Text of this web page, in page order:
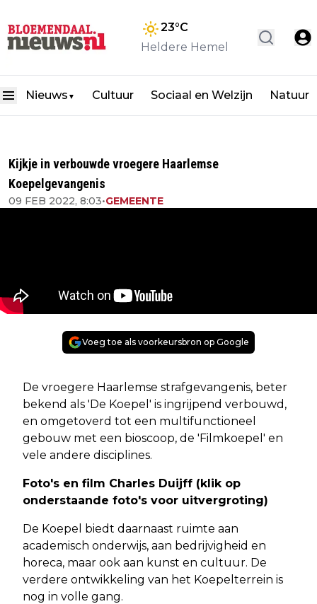
23°C
Heldere Hemel
Nieuws ▼ Cultuur Sociaal en Welzijn Natuur
Kijkje in verbouwde vroegere Haarlemse
Koepelgevangenis
09 FEB 2022, 8:03•GEMEENTE
Voeg toe als voorkeursbron op Google
De vroegere Haarlemse strafgevangenis, beter
bekend als 'De Koepel' is ingrijpend verbouwd,
en omgetoverd tot een multifunctioneel
gebouw met een bioscoop, de 'Filmkoepel' en
vele andere disciplines.
Foto's en film Charles Duijff (klik op
onderstaande foto's voor uitvergroting)
De Koepel biedt daarnaast ruimte aan
academisch onderwijs, aan bedrijvigheid en
horeca, maar ook aan kunst en cultuur. De
verdere ontwikkeling van het Koepelterrein is
nog in volle gang.